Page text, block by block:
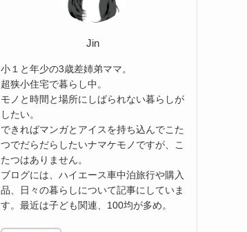
Jin
小１と年少の3歳差姉弟ママ。
超狭小住宅で暮らし中。
モノと時間と場所にしばられない暮らしが
したい。
できればマンガとアイスを持ち込んでこた
つでだらだらしたいナマケモノですが、こ
たつはありません。
ブログには、ハイエース車中泊旅行や購入
品、日々の暮らしについて記事にしていま
す。最近は子ども関連、100均が多め。